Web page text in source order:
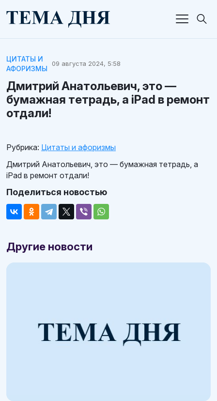
ЦИТАТЫ И
АФОРИЗМЫ
09 августа 2024, 5:58
Дмитрий Анатольевич, это —
бумажная тетрадь, а iPad в ремонт
отдали!
Рубрика: Цитаты и афоризмы
Дмитрий Анатольевич, это — бумажная тетрадь, а
iPad в ремонт отдали!
Поделиться новостью
Другие новости